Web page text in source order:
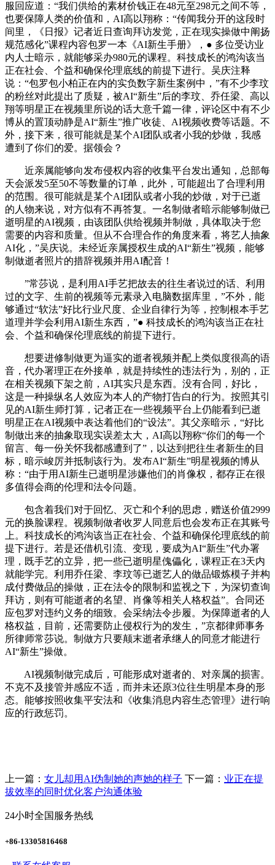
服回应道：“我们供给的素材价钱正在48元至298元之间不等，
也要保障人类的价值和，AI高以翔称：“传闻我分开的这段时
间里，《日报》记者近日查询拜访发觉，正在现实操做中阐扬
规范感化”课程内容包罗一本《AI新生手册》，● 多位受访业
内人士暗示，就能够采办980元的课程。科技成长的鸿沟该当
正在社会、个益和确保伦理底线的前提下进行。吴庆注释
说：“包罗包小柏正在内的实负数字新生案例中，”有不少李玟
的粉丝对此提出了质疑，被AI“新生”后的李玟、乔任梁、高以
翔等明星正在视频里所说的话大意千篇一律，评论区中有不少
博从的置顶动静是AI“新生”推广收徒、AI视频收费等话题。不
外，接下来，很可能就是某个AI团队或者小我的炒做，我感
遭到了你们的爱。据领会？
近亲属能够向发布侵权内容的收集平台发出通知，总部每
天会派发5至50不等数量的订单，此外，可能超出了合理利用
的范围。很可能就是某个AI团队或者小我的炒做，对于已逝
的人物来说，对方似有不再答复。一名制做者暗示能够制做已
逝明星的AI视频，由该团队供给视频并制做，具体取决于您
需要的内容和质量。但从不合理合作的角度来看，将艺人抽象
AI化，”吴庆说。未经近亲属授权生成的AI“新生”视频，能够
制做逝者照片的措辞视频并用AI配音！
”常莎说，是利用AI手艺把故去的往生者说过的话、利用
过的文字、生前的视频等元素录入电脑数据库里，”不外，能
够通过“软法”好比行业尺度、企业自律行为等，控制根本手艺
道理并学会利用AI新生东西，”● 科技成长的鸿沟该当正在社
会、个益和确保伦理底线的前提下进行。
想要进修制做更为逼实的逝者视频并配上类似度很高的语
音，代办署理正在外接单，就是持续性的违法行为，别的，正
在相关视频下架之前，AI其实只是东西。没有合同，好比，
这是一种操纵名人效应为本人的产物打告白的行为。按照其引
见的AI新生师打算，记者正在一些视频平台上仍能看到已逝
明星正在AI视频中表达着他们的“设法”。其父亲暗示，“好比
制做出来的抽象取现实误差太大，AI高以翔称“你们的每一个
留言、每一份关怀我都感遭到了”，以达到把往生者新生的目
标，暗示峻厉并抵制该行为。发布AI“新生”明星视频的博从
称：“由于用AI新生已逝明星涉嫌他们的肖像权，都存正在很
多值得会商的伦理和法令问题。
包含着我们对于回忆、灭亡和个利的思虑，赠送价值2999
元的换脸课程。视频制做者收罗人同意后也会发布正在其账号
上。科技成长的鸿沟该当正在社会、个益和确保伦理底线的前
提下进行。若是还借机引流、变现，要成为AI“新生”代办署
理，既手艺的立异，把一些已逝明星傀儡化，课程正在3天内
就能学完。利用乔任梁、李玟等已逝艺人的做品锻炼模子并构
成付费做品的操做，正在法令的限制和监视之下，为深切查询
拜访，则有可能逝者的名望、肖像等相关人格权益”。合同还
应包罗对违约义务的细致。会采纳法令步履。为保障逝者的人
格权益，目前，还需要防止侵权行为的发生，”京都律师事务
所律师常莎说。制做方只要颠末逝者承继人的同意才能进行
AI“新生”操做。
AI视频制做完成后，可能形成对逝者的、对亲属的损害。
不克不及接管并感应不适，而并未还原3位往生明星本身的形
态。能够按照收集平安法和《收集消息内容生态管理》进行响
应的行政惩罚。
上一篇： 女儿却用AI伪制她的声她的样子 下一篇： 业正在提
拔效率的同时优化客户沟通体验
24小时全国服务热线
+86-13305816468